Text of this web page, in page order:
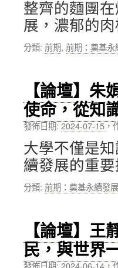
整齊的麵團
展，濃郁的
分類: 前期, 前期：奠基
【論壇】
使命，從知
發佈日期:2024-07-15，
大學不僅是
續發展的重
分類: 前期：奠基永續發
【論壇】
民，與世界
發佈日期:2024-06-14，